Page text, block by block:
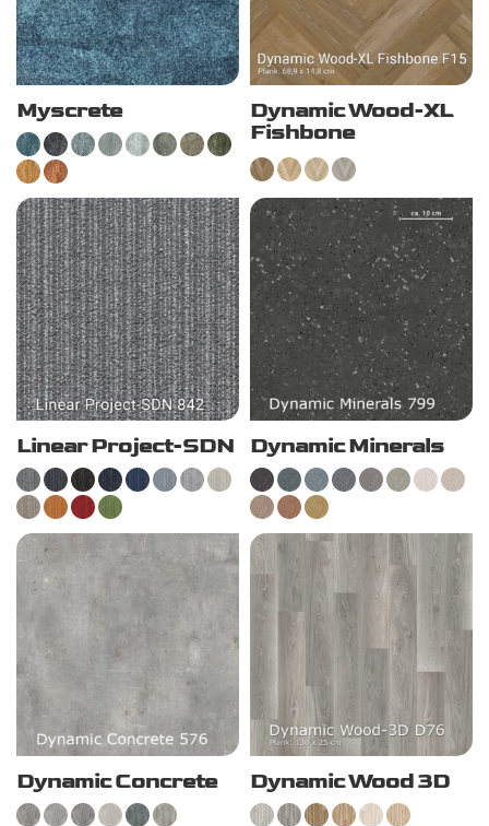
Myscrete
Dynamic Wood-XL
Fishbone
Linear Project-SDN Dynamic Minerals
Dynamic Concrete Dynamic Wood 3D